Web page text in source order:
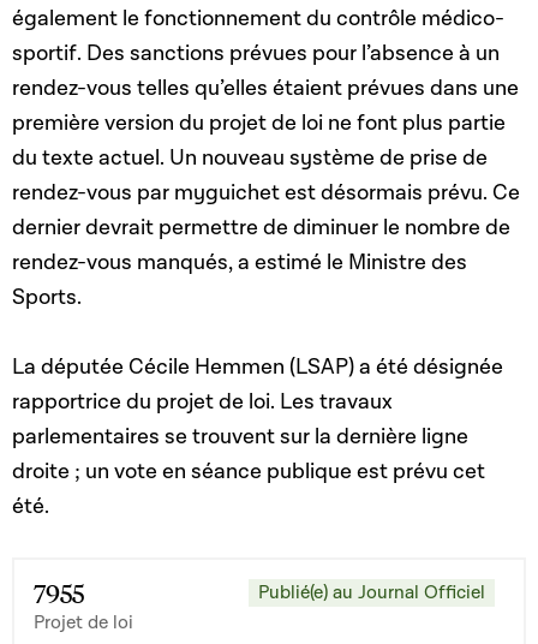
également le fonctionnement du contrôle médico-
sportif. Des sanctions prévues pour l’absence à un
rendez-vous telles qu’elles étaient prévues dans une
première version du projet de loi ne font plus partie
du texte actuel. Un nouveau système de prise de
rendez-vous par myguichet est désormais prévu. Ce
dernier devrait permettre de diminuer le nombre de
rendez-vous manqués, a estimé le Ministre des
Sports.
La députée Cécile Hemmen (LSAP) a été désignée
rapportrice du projet de loi. Les travaux
parlementaires se trouvent sur la dernière ligne
droite ; un vote en séance publique est prévu cet
été.
7955
Projet de loi
Publié(e) au Journal Officiel